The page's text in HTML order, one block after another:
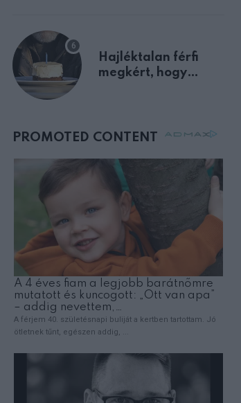
HUMOR
VICC: A nászéjszakán az ifjú férj szól ifjú
Hajléktalan férfi
megkért, hogy
mellettem ült az első